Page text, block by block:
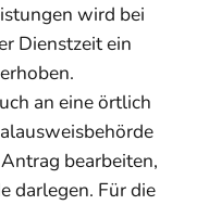
wird bei
Dienstzeit ein
an eine örtlich
bearbeiten,
darlegen. Für die